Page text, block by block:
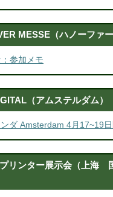
MESSE（ハノーファー
参加メモ
（アムステルダム）
ダ Amsterdam 4月17~19
リンター展示会（上海